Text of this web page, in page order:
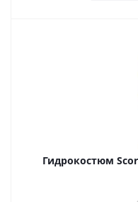
Гидрокостюм